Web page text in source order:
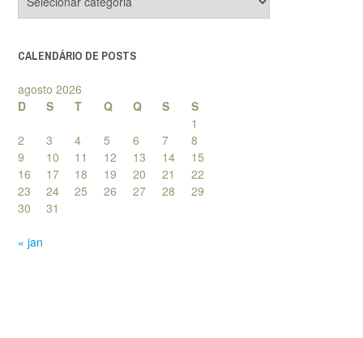
de
CALENDÁRIO DE POSTS
agosto 2026
D
S T Q Q S
S
1
2
3 4 5 6 7
8
9
10 11 12 13 14
15
16
17 18 19 20 21
22
23
24 25 26 27 28
29
30
31
« jan